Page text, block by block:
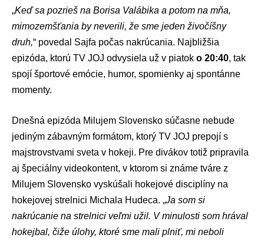
„Keď sa pozrieš na Borisa Valábika a potom na mňa,
mimozemšťania by neverili, že sme jeden živočíšny
druh,“ povedal Sajfa počas nakrúcania. Najbližšia
epizóda, ktorú TV JOJ odvysiela už v piatok o 20:40, tak
spojí športové emócie, humor, spomienky aj spontánne
momenty.
Dnešná epizóda Milujem Slovensko súčasne nebude
jediným zábavným formátom, ktorý TV JOJ prepojí s
majstrovstvami sveta v hokeji. Pre divákov totiž pripravila
aj špeciálny videokontent, v ktorom si známe tváre z
Milujem Slovensko vyskúšali hokejové disciplíny na
hokejovej strelnici Michala Hudeca. „Ja som si
nakrúcanie na strelnici veľmi užil. V minulosti som hrával
hokejbal, čiže úlohy, ktoré sme mali plniť, mi neboli